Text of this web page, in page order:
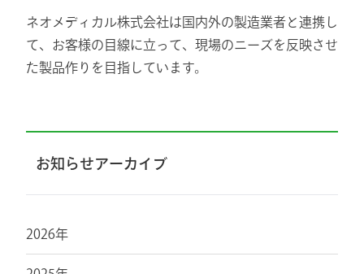
ネオメディカル株式会社は国内外の製造業者と連携し
て、お客様の目線に立って、現場のニーズを反映させ
た製品作りを目指しています。
お知らせアーカイブ
2026年